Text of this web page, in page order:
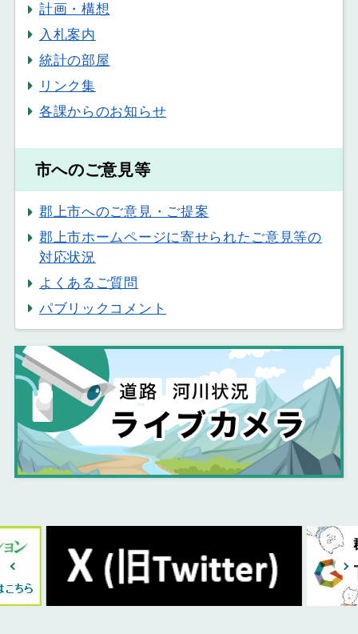
計画・構想
入札案内
統計の部屋
リンク集
各課からのお知らせ
市へのご意見等
郡上市へのご意見・ご提案
郡上市ホームページに寄せられたご意見等の
対応状況
よくあるご質問
パブリックコメント